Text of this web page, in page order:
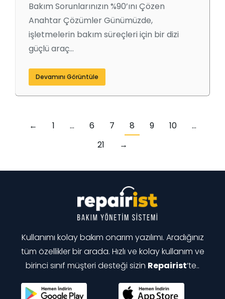
Bakım Sorunlarınızın %90’ını Çözen
Anahtar Çözümler Günümüzde,
işletmelerin bakım süreçleri için bir dizi
güçlü araç…
Devamını Görüntüle
← 1 … 6 7 8 9 10
…
21
→
Kullanımı kolay bakım onarım yazılımı. Aradığınız
tüm özellikler bir arada. Hızlı ve kolay kullanım ve
birinci sınıf müşteri desteği sizin Repairist‘te..